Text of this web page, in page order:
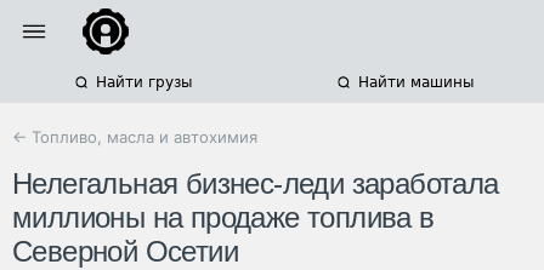
Найти грузы Найти машины
← Топливо, масла и автохимия
Нелегальная бизнес-леди заработала
миллионы на продаже топлива в
Северной Осетии